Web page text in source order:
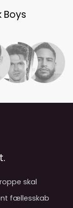
Boys
skal
fællesskab